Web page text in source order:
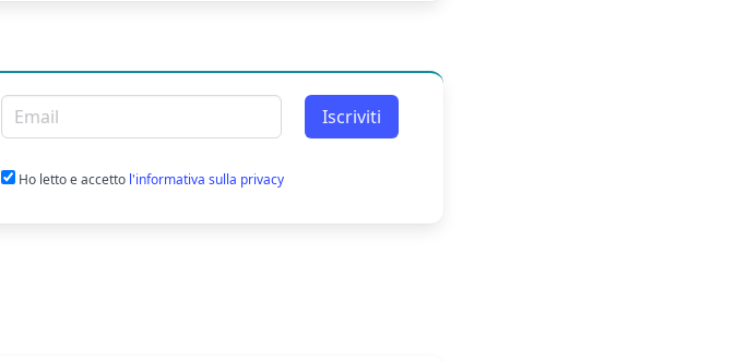
Email per newsletter Iscriviti
Ho letto e accetto l'informativa sulla privacy